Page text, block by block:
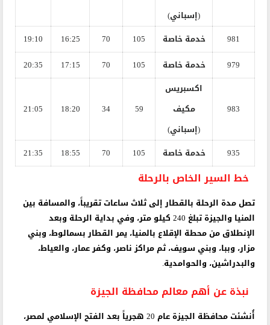
(إسباني)
981 خدمة خاصة 105
70
16:25
19:10
979
خدمة خاصة 105
70
17:15
20:35
983
اكسبريس
مكيف
(إسباني)
59
34
18:20
21:05
935 خدمة خاصة 105
70
18:55
21:35
خط السير الخاص بالرحلة
تصل مدة الرحلة بالقطار إلى ثلاث ساعات تقريباً، والمسافة بين
المنيا والجيزة تبلغ 240 كيلو متر، وفي بداية الرحلة وبعد
الإنطلاق من محطة الإقلاع بالمنيا، يمر القطار بسمالوط، وبني
مزار، وببا، وبني سويف، ثم مراكز ناصر، وكفر عمار، والعياط،
والبدراشين، والحوامدية.
نبذة عن أهم معالم محافظة الجيزة
أُنشئت محافظة الجيزة عام 20 هجرياً بعد الفتح الإسلامي لمصر،